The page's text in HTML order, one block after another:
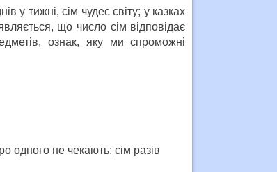
у тижні, сім чудес світу; у казках
що число сім відповідає
ознак, яку ми спроможні
одного не чекають; сім разів